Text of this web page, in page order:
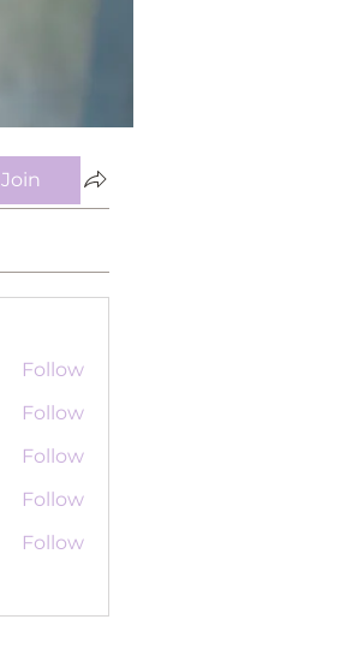
Join
Follow
Follow
Follow
Follow
Follow